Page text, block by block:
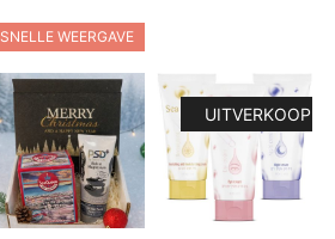
was:
€68.00.
is:
€29.95.
SNELLE WEERGAVE
UITVERKOOP!